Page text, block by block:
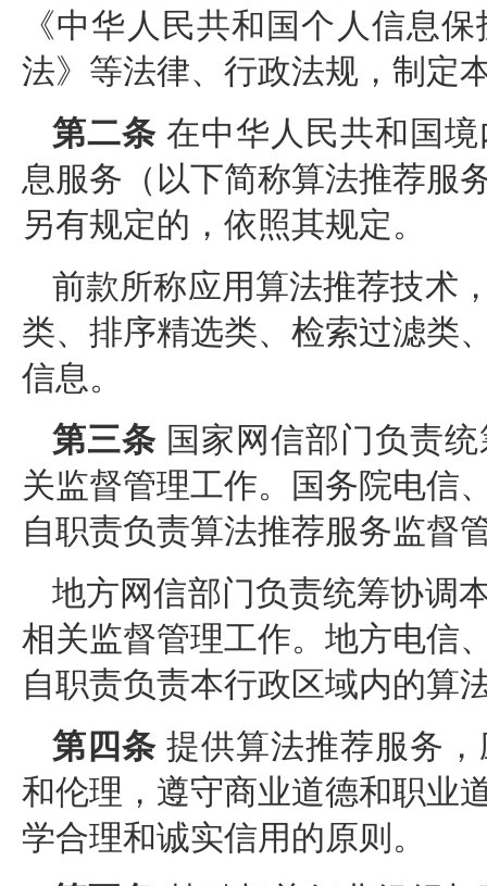
《中华人民共和国个人信息
法》等法律、行政法规，制定
第二条 在中华人民共和国
息服务（以下简称算法推荐服
另有规定的，依照其规定。
前款所称应用算法推荐技术
类、排序精选类、检索过滤类
信息。
第三条 国家网信部门负责
关监督管理工作。国务院电信
自职责负责算法推荐服务监督
地方网信部门负责统筹协调
相关监督管理工作。地方电信
自职责负责本行政区域内的算
第四条 提供算法推荐服务
和伦理，遵守商业道德和职业
学合理和诚实信用的原则。